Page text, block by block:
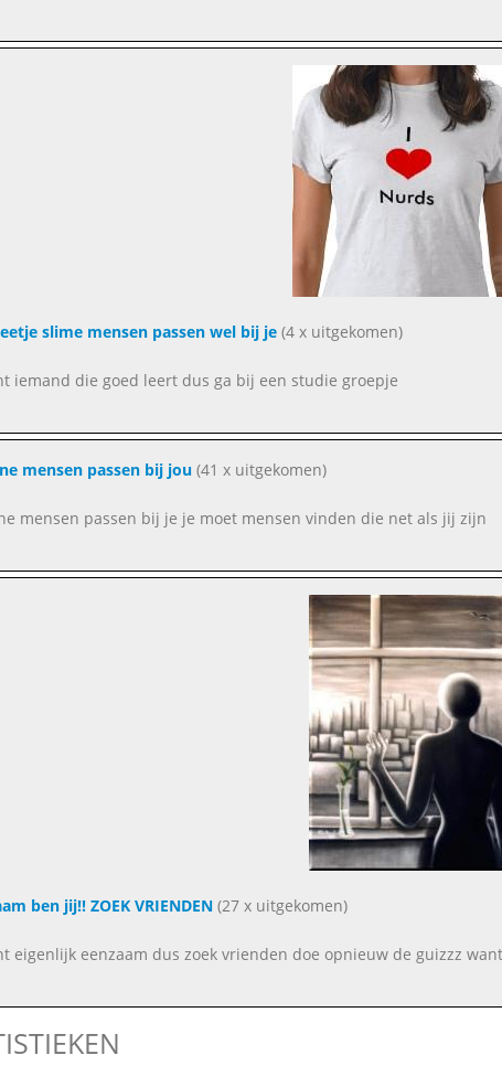
slime mensen passen wel bij je(4 x uitgekomen)
iemand die goed leert dus ga bij een studie groepje
mensen passen bij jou(41 x uitgekomen)
mensen passen bij je je moet mensen vinden die net als jij zijn
ben jij!! ZOEK VRIENDEN(27 x uitgekomen)
eigenlijk eenzaam dus zoek vrienden doe opnieuw de guizzz